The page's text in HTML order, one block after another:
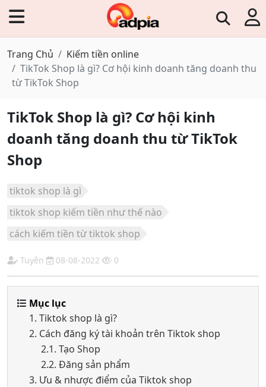
Trang Chủ
Kiếm tiền online
TikTok Shop là gì? Cơ hội kinh doanh tăng doanh thu
từ TikTok Shop
TikTok Shop là gì? Cơ hội kinh
doanh tăng doanh thu từ TikTok
Shop
tiktok shop là gì
tiktok shop kiếm tiền như thế nào
cách kiếm tiền từ tiktok shop
Tuyên 08-08-2022 0
Mục lục
1. Tiktok shop là gì?
2. Cách đăng ký tài khoản trên Tiktok shop
2.1. Tạo Shop
2.2. Đăng sản phẩm
3. Ưu & nhược điểm của Tiktok shop